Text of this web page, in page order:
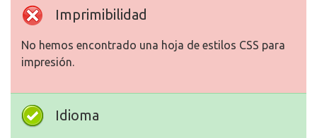
Imprimibilidad
No hemos encontrado una hoja de estilos CSS para
impresión.
Idioma